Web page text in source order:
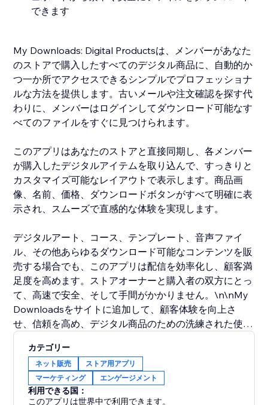
できます
My Downloads: Digital Productsは、メンバーがあなた
のストアで購入したすべてのデジタル商品に、自動的か
つ一か所でアクセスできるシンプルでプロフェッショナ
ルな方法を提供します。古いメールや注文確認を探す代
わりに、メンバーはログインしてダウンロード可能なす
べてのファイルをすぐに見つけられます。
このアプリはあなたのストアと直接同期し、各メンバー
が購入したデジタルアイテムを取り込んで、すっきりと
カスタマイズ可能なレイアウトで表示します。商品画
像、名前、価格、ダウンロードボタンがすべて明確に表
示され、スムーズで直感的な体験を実現します。
デジタルアート、コース、テンプレート、音声ファイ
ル、その他あらゆるダウンロード可能なコンテンツを販
売する場合でも、このアプリは配信を効率化し、顧客満
足度を高めます。ストアオーナーと購入者の双方にとっ
て、高速で安全、そして手間がかかりません。\n\nMy
Downloadsをサイトに追加して、顧客体験を向上さ
せ、信頼を高め、デジタル商品のための洗練された使い
カテゴリー
ネット販売
ストア用アプリ
マーケティング
エンゲージメント
利用できる国：
このアプリは世界中で利用できます。